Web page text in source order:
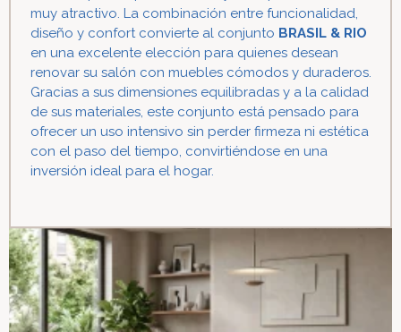
muy atractivo. La combinación entre funcionalidad,
diseño y confort convierte al conjunto BRASIL & RIO
en una excelente elección para quienes desean
renovar su salón con muebles cómodos y duraderos.
Gracias a sus dimensiones equilibradas y a la calidad
de sus materiales, este conjunto está pensado para
ofrecer un uso intensivo sin perder firmeza ni estética
con el paso del tiempo, convirtiéndose en una
inversión ideal para el hogar.